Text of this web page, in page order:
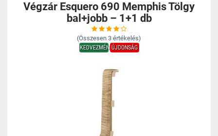
Végzár Esquero 690 Memphis Tölgy
bal+jobb – 1+1 db
(Összesen 3 értékelés)
KEDVEZMÉNYÚJDONSÁG